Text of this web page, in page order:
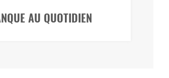
AU QUOTIDIEN